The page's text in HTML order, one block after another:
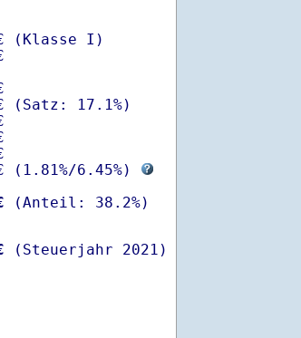
(Klasse I)
(Satz: 17.1%)
( 1.81%/6.45%)
(Steuerjahr 2021)